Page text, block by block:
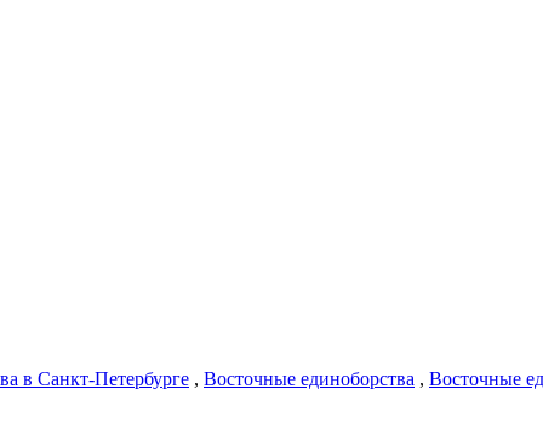
в Санкт-Петербурге , Восточные единоборства , Восточные